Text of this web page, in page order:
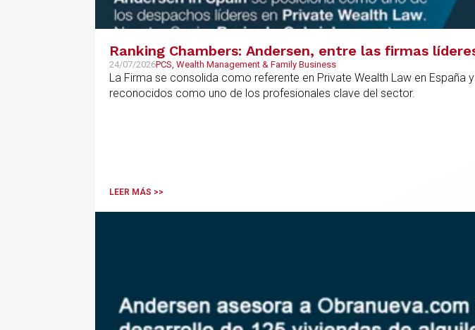
Ranking Chambers: Andersen, entre las firmas
24/07/2026PCS, Wealth Management & Family Business
La Firma se consolida como referente en Private Wealth Law en España
reconocidos como uno de los profesionales clave del sector.
LEER MÁS >>